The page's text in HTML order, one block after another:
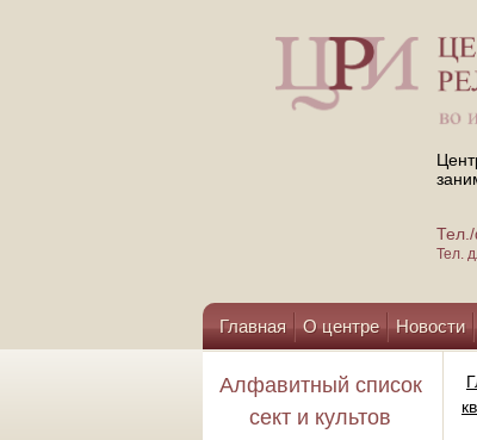
Тел.
Главная О центре Новости
Помощь центру
Алфавитный список
сект и культов